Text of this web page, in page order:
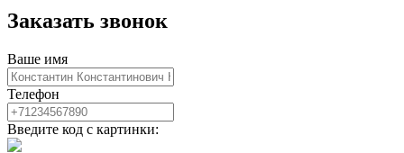
Заказать звонок
Ваше имя
Телефон
Введите код с картинки: